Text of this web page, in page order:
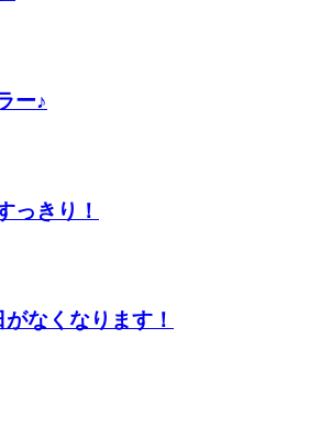
ー♪
っきり！
なくなります！